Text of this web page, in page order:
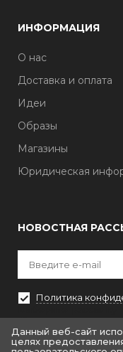
ИНФОРМАЦИЯ
О нас
Доставка и оплата
Идеи
Образы
Магазины
Юридическая
НОВОСТНАЯ
Политика
Первая кампания
Данный веб-сайт
целях